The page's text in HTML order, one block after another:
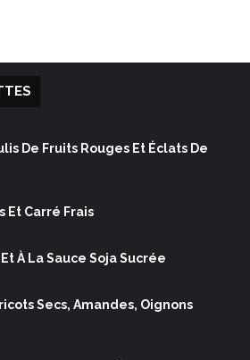
De Fruits Rouges Et Éclats De
Et Carré Frais
À La Sauce Soja Sucrée
Secs, Amandes, Oignons